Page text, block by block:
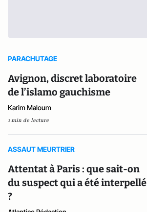
PARACHUTAGE
Avignon, discret laboratoire
de l’islamo gauchisme
Karim Maloum
1 min de lecture
ASSAUT MEURTRIER
Attentat à Paris : que sait-on
du suspect qui a été interpellé
?